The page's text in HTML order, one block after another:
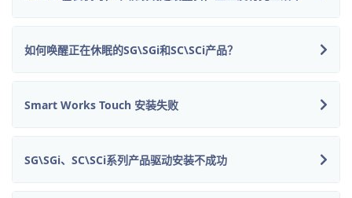
如何唤醒正在休眠的SG\SGi和SC\SCi产品？
Smart Works Touch 安装失败
SG\SGi、SC\SCi系列产品驱动安装不成功